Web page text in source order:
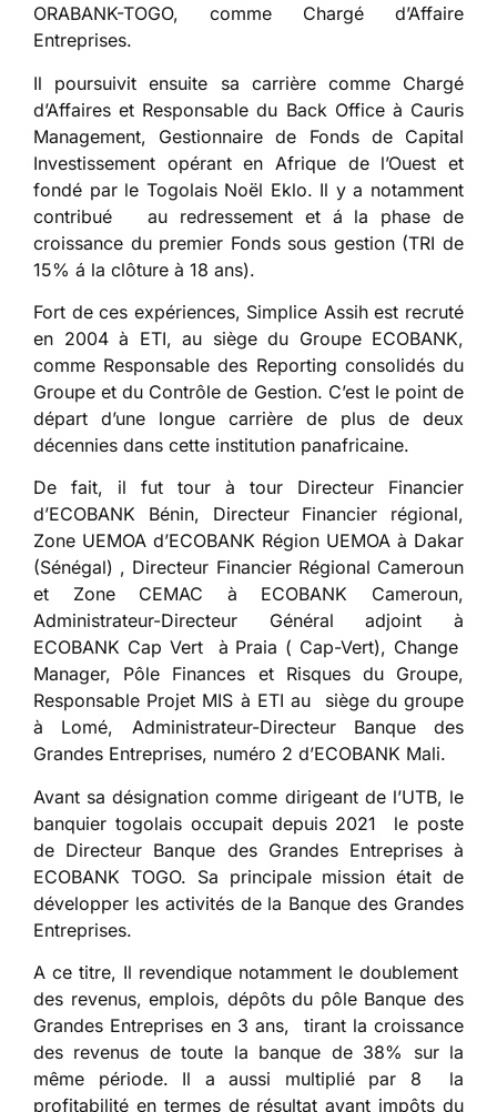
ORABANK-TOGO, comme Chargé d’Affaire
Entreprises.
Il poursuivit ensuite sa carrière comme Chargé
d’Affaires et Responsable du Back Office à Cauris
Management, Gestionnaire de Fonds de Capital
Investissement opérant en Afrique de l’Ouest et
fondé par le Togolais Noël Eklo. Il y a notamment
contribué au redressement et á la phase de
croissance du premier Fonds sous gestion (TRI de
15% á la clôture à 18 ans).
Fort de ces expériences, Simplice Assih est recruté
en 2004 à ETI, au siège du Groupe ECOBANK,
comme Responsable des Reporting consolidés du
Groupe et du Contrôle de Gestion. C’est le point de
départ d’une longue carrière de plus de deux
décennies dans cette institution panafricaine.
De fait, il fut tour à tour Directeur Financier
d’ECOBANK Bénin, Directeur Financier régional,
Zone UEMOA d’ECOBANK Région UEMOA à Dakar
(Sénégal) , Directeur Financier Régional Cameroun
et Zone CEMAC à ECOBANK Cameroun,
Administrateur-Directeur Général adjoint à
ECOBANK Cap Vert à Praia ( Cap-Vert), Change
Manager, Pôle Finances et Risques du Groupe,
Responsable Projet MIS à ETI au siège du groupe
à Lomé, Administrateur-Directeur Banque des
Grandes Entreprises, numéro 2 d’ECOBANK Mali.
Avant sa désignation comme dirigeant de l’UTB, le
banquier togolais occupait depuis 2021 le poste
de Directeur Banque des Grandes Entreprises à
ECOBANK TOGO. Sa principale mission était de
développer les activités de la Banque des Grandes
Entreprises.
A ce titre, Il revendique notamment le doublement
des revenus, emplois, dépôts du pôle Banque des
Grandes Entreprises en 3 ans, tirant la croissance
des revenus de toute la banque de 38% sur la
même période. Il a aussi multiplié par 8 la
profitabilité en termes de résultat avant impôts du